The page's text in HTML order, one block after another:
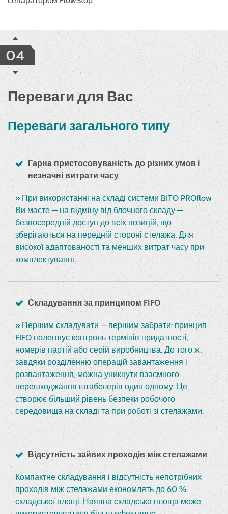
04
Переваги для Вас
Переваги загального типу
Гарна пристосовуваність до різних умов і
незначні витрати часу
» При використанні на складі системи BITO PROflow
Ви маєте — на відміну від блочного складу —
безпосередній доступ до всіх позицій, що
зберігаються на передній стороні стелажа. Для
високої адаптованості та менших витрат часу при
комплектуванні.
Складування за принципом FIFO
» Першим складувати — першим забрати: принцип
FIFO полегшує контроль термінів придатності,
номерів партій або серій виробництва. До того ж,
завдяки розділенню операцій завантаження і
розвантаження, можна уникнути взаємного
перешкоджання штабелерів один одному. Це
створює більший рівень безпеки робочого
середовища на складі та при роботі зі стелажами.
Відсутність зайвих проходів між стелажами
Компактне складування і відсутність непотрібних
проходів між стелажами економлять до 60 %
складської площі. Наявна складська площа може